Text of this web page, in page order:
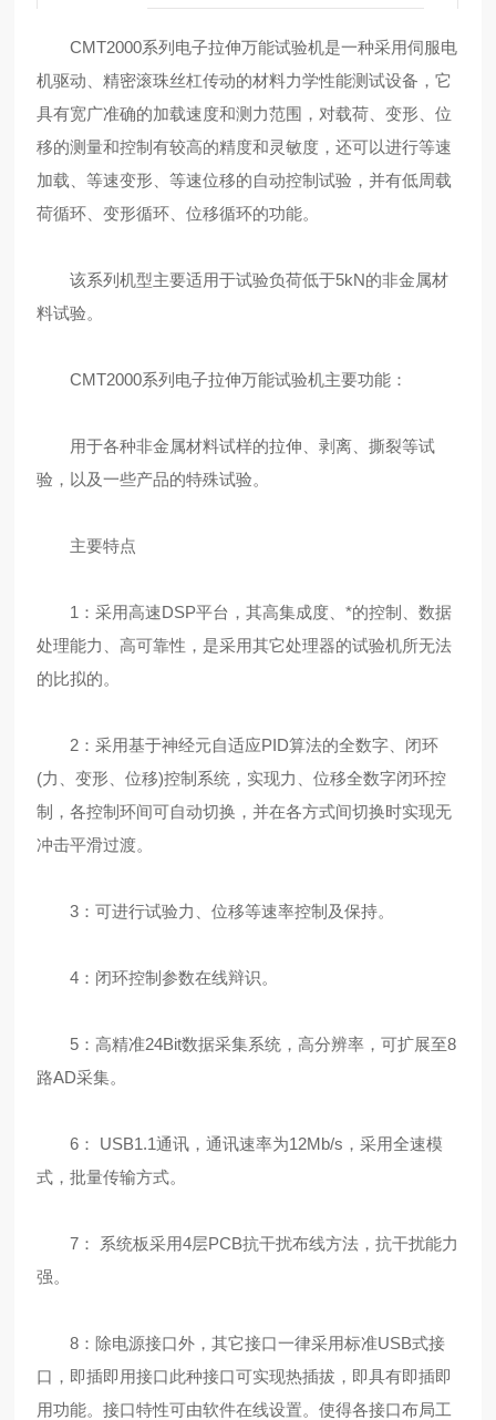
CMT2000系列电子拉伸万能试验机是一种采用伺服电
机驱动、精密滚珠丝杠传动的材料力学性能测试设备，它
具有宽广准确的加载速度和测力范围，对载荷、变形、位
移的测量和控制有较高的精度和灵敏度，还可以进行等速
加载、等速变形、等速位移的自动控制试验，并有低周载
荷循环、变形循环、位移循环的功能。
该系列机型主要适用于试验负荷低于5kN的非金属材
料试验。
CMT2000系列电子拉伸万能试验机主要功能：
用于各种非金属材料试样的拉伸、剥离、撕裂等试
验，以及一些产品的特殊试验。
主要特点
1：采用高速DSP平台，其高集成度、*的控制、数据
处理能力、高可靠性，是采用其它处理器的试验机所无法
的比拟的。
2：采用基于神经元自适应PID算法的全数字、闭环
(力、变形、位移)控制系统，实现力、位移全数字闭环控
制，各控制环间可自动切换，并在各方式间切换时实现无
冲击平滑过渡。
3：可进行试验力、位移等速率控制及保持。
4：闭环控制参数在线辩识。
5：高精准24Bit数据采集系统，高分辨率，可扩展至8
路AD采集。
6： USB1.1通讯，通讯速率为12Mb/s，采用全速模
式，批量传输方式。
7： 系统板采用4层PCB抗干扰布线方法，抗干扰能力
强。
8：除电源接口外，其它接口一律采用标准USB式接
口，即插即用接口此种接口可实现热插拔，即具有即插即
用功能。接口特性可由软件在线设置。使得各接口布局工